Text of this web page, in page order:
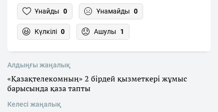
Ұнайды 0 Ұнамайды 0
Күлкілі 0 Ашулы 1
Алдыңғы жаңалық
«Қазақтелекомның» 2 бірдей қызметкері жұмыс
барысында қаза тапты
Келесі жаңалық